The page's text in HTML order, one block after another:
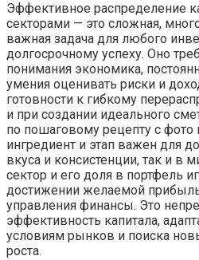
Эффективное распределение
секторами — это сложная,
важная задача для любого
долгосрочному успеху. Оно
понимания экономика,
умения оценивать риски и
готовности к гибкому
и при создании идеального
по пошаговому рецепту с
ингредиент и этап важен для
вкуса и консистенции, так и в
сектор и его доля в портфель
достижении желаемой
управления финансы. Это
эффективность капитала,
условиям рынков и поиска
роста.